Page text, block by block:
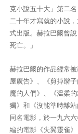
克小說五十大」第二
二十年才寫就的小說
式出版。赫拉巴爾曾
死亡。」
赫拉巴爾的作品經常
屋廣告》、《剪掉辮
魔的人們》、《溫柔
獨》和《沒能準時離
同名電影，於一九六
編的電影《失翼靈雀